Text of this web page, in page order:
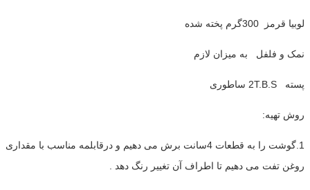
لوبیا قرمز 300گرم پخته شده
نمک و فلفل به میزان لازم
پسته 2T.B.S ساطوری
روش تهیه:
1.گوشت را به قطعات 4سانت برش می دهیم و درقابلمه مناسب با مقداری
روغن تفت می دهیم تا اطراف آن تغییر رنگ دهد .